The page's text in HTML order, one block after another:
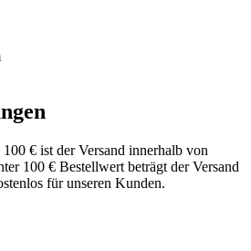
€ ist der Versand innerhalb von
100 € Bestellwert beträgt der Versand
für unseren Kunden.